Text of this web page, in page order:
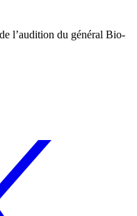
l’audition du général Bio-